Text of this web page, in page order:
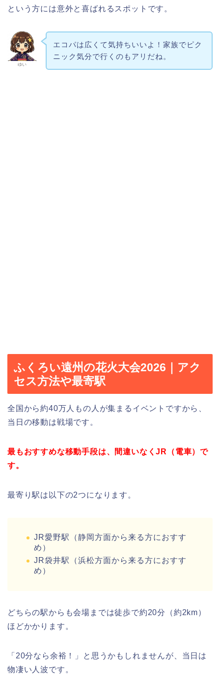
という方には意外と喜ばれるスポットです。
ゆい
エコパは広くて気持ちいいよ！家族でピク
ニック気分で行くのもアリだね。
ふくろい遠州の花火大会2026｜アク
セス方法や最寄駅
全国から約40万人もの人が集まるイベントですから、
当日の移動は戦場です。
最もおすすめな移動手段は、間違いなくJR（電車）で
す。
最寄り駅は以下の2つになります。
JR愛野駅（静岡方面から来る方におすす
め）
JR袋井駅（浜松方面から来る方におすす
め）
どちらの駅からも会場までは徒歩で約20分（約2km）
ほどかかります。
「20分なら余裕！」と思うかもしれませんが、当日は
物凄い人波です。